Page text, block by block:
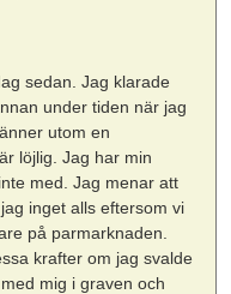
sedan. Jag klarade
under tiden när jag
utom en
löjlig. Jag har min
med. Jag menar att
inget alls eftersom vi
på parmarknaden.
krafter om jag svalde
mig i graven och